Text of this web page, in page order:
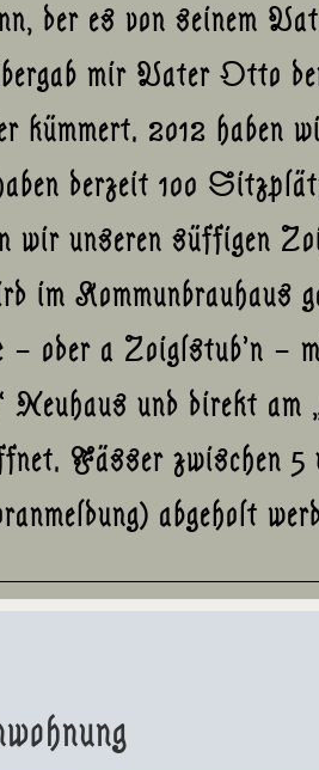
der es von seinem
mir Vater Otto
2012 haben
derzeit 100
unseren süffigen
im Kommunbrauhaus
oder a Zoiglstub’n –
Neuhaus und direkt
Fässer zwischen
abgeholt